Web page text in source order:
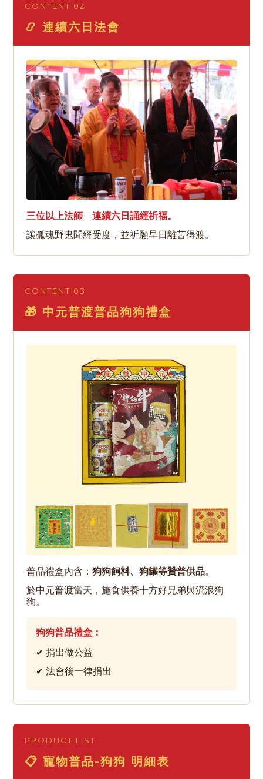
CONTENT 02
📿 連續六日法會
三位以上法師 連續六日誦經祈福。
讓孤魂野鬼聞經受度，並祈願早日離苦得渡。
CONTENT 03
🎁 中元普渡普品狗狗禮盒
普品禮盒內含： 狗狗飼料、狗罐等贊普供品。
於中元普渡當天，施食供養十方好兄弟與流浪狗
狗。
狗狗普品禮盒：
✔ 捐出做公益
✔ 法會後一律捐出
PRODUCT LIST
📋 寵物普品-狗狗 明細表